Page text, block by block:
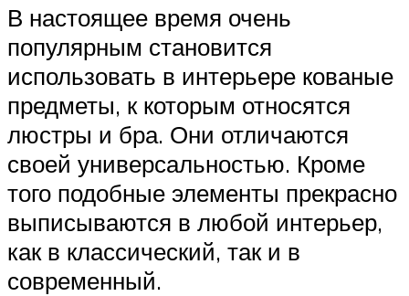
В настоящее время очень
популярным становится
использовать в интерьере кованые
предметы, к которым относятся
люстры и бра. Они отличаются
своей универсальностью. Кроме
того подобные элементы прекрасно
выписываются в любой интерьер,
как в классический, так и в
современный.